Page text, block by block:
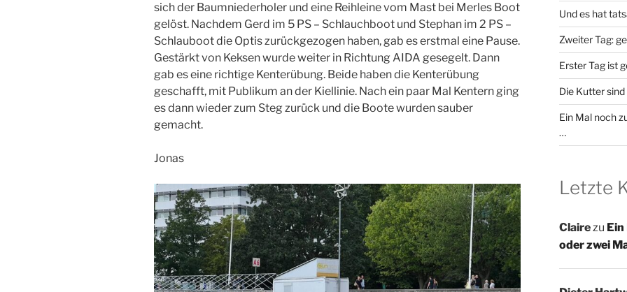
sich der Baumniederholer und eine Reihleine vom Mast bei Merles Boot
gelöst. Nachdem Gerd im 5 PS – Schlauchboot und Stephan im 2 PS –
Schlauboot die Optis zurückgezogen haben, gab es erstmal eine Pause.
Gestärkt von Keksen wurde weiter in Richtung AIDA gesegelt. Dann
gab es eine richtige Kenterübung. Beide haben die Kenterübung
geschafft, mit Publikum an der Kiellinie. Nach ein paar Mal Kentern ging
es dann wieder zum Steg zurück und die Boote wurden sauber
gemacht.
Jonas
Und es hat
Zweiter Tag:
Erster Tag ist
Die Kutter
Ein Mal noch
…
Letzte
Clairezu
oder zwei